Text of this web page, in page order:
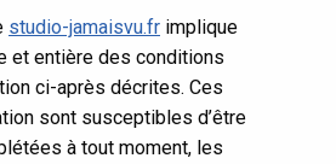
studio-jamaisvu.fr implique
et entière des conditions
ci-après décrites. Ces
sont susceptibles d’être
à tout moment, les